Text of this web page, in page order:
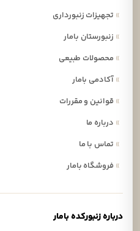
»تجهیزات زنبورداری
»زنبورستان بامار
»محصولات طبیعی
»آکادمی بامار
»قوانین و مقررات
»درباره ما
»تماس با ما
»فروشگاه بامار
درباره زنبورکده بامار